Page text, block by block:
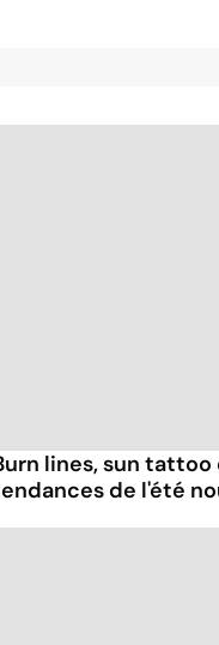
lines, sun
de l'été